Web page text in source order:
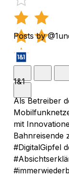
Posts by
1&1
Als Betreiber
mit
Bahnreisende
#DigitalGipfel